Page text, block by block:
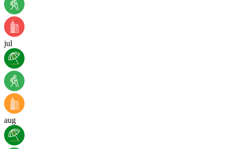
jul
aug